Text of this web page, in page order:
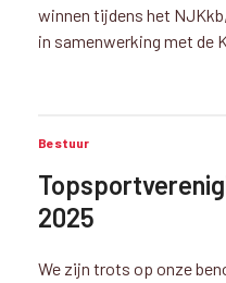
winnen tijdens het
in samenwerking met de
Bestuur
2025
We zijn trots op onze